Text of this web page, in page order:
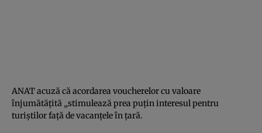
ANAT acuză că acordarea voucherelor cu valoare
înjumătățită „stimulează prea puțin interesul pentru
turiștilor față de vacanțele în țară.